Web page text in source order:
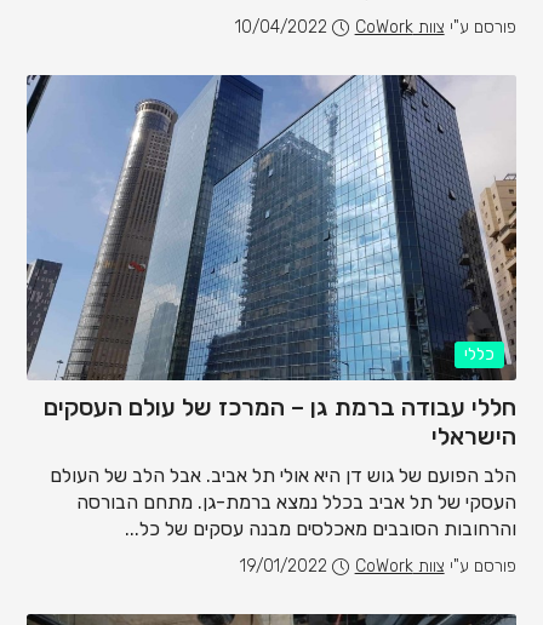
פורסם ע"י צוות CoWork 10/04/2022
כללי
חללי עבודה ברמת גן – המרכז של עולם העסקים
הישראלי
הלב הפועם של גוש דן היא אולי תל אביב. אבל הלב של העולם
העסקי של תל אביב בכלל נמצא ברמת-גן. מתחם הבורסה
והרחובות הסובבים מאכלסים מבנה עסקים של כל...
פורסם ע"י צוות CoWork 19/01/2022